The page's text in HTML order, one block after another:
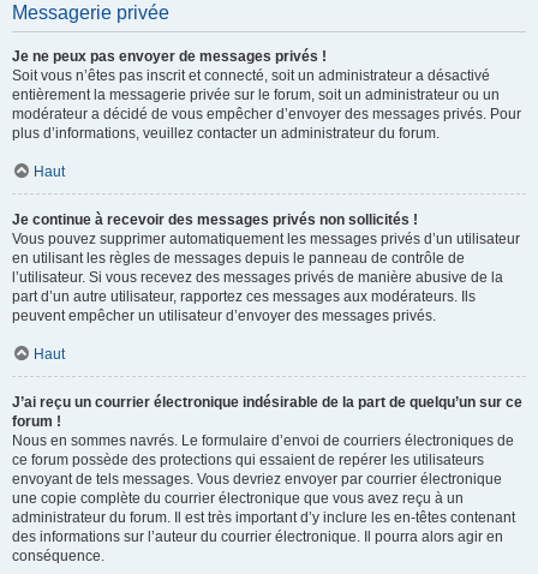
Messagerie privée
Je ne peux pas envoyer de messages privés !
Soit vous n’êtes pas inscrit et connecté, soit un administrateur a désactivé
entièrement la messagerie privée sur le forum, soit un administrateur ou un
modérateur a décidé de vous empêcher d’envoyer des messages privés. Pour
plus d’informations, veuillez contacter un administrateur du forum.
Haut
Je continue à recevoir des messages privés non sollicités !
Vous pouvez supprimer automatiquement les messages privés d’un utilisateur
en utilisant les règles de messages depuis le panneau de contrôle de
l’utilisateur. Si vous recevez des messages privés de manière abusive de la
part d’un autre utilisateur, rapportez ces messages aux modérateurs. Ils
peuvent empêcher un utilisateur d’envoyer des messages privés.
Haut
J’ai reçu un courrier électronique indésirable de la part de quelqu’un sur ce
forum !
Nous en sommes navrés. Le formulaire d’envoi de courriers électroniques de
ce forum possède des protections qui essaient de repérer les utilisateurs
envoyant de tels messages. Vous devriez envoyer par courrier électronique
une copie complète du courrier électronique que vous avez reçu à un
administrateur du forum. Il est très important d’y inclure les en-têtes contenant
des informations sur l’auteur du courrier électronique. Il pourra alors agir en
conséquence.